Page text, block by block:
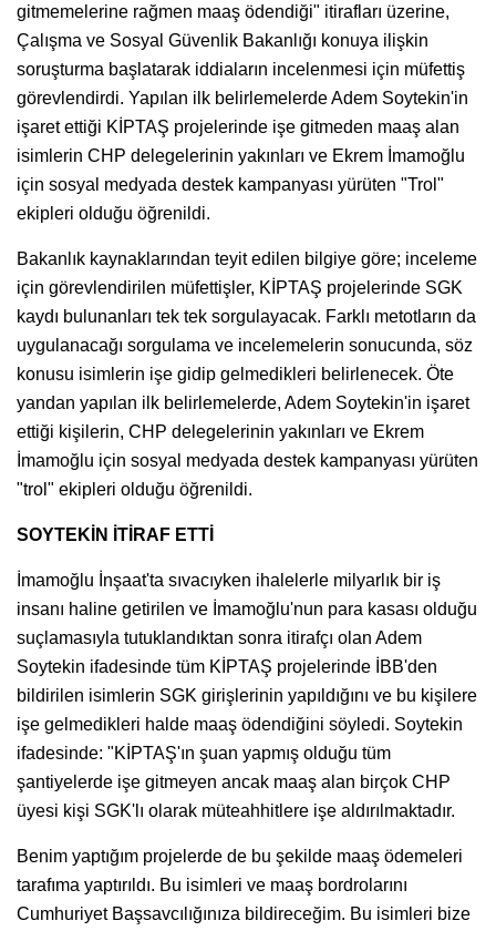
gitmemelerine rağmen maaş ödendiği" itirafları üzerine,
Çalışma ve Sosyal Güvenlik Bakanlığı konuya ilişkin
soruşturma başlatarak iddiaların incelenmesi için müfettiş
görevlendirdi. Yapılan ilk belirlemelerde Adem Soytekin'in
işaret ettiği KİPTAŞ projelerinde işe gitmeden maaş alan
isimlerin CHP delegelerinin yakınları ve Ekrem İmamoğlu
için sosyal medyada destek kampanyası yürüten "Trol"
ekipleri olduğu öğrenildi.
Bakanlık kaynaklarından teyit edilen bilgiye göre; inceleme
için görevlendirilen müfettişler, KİPTAŞ projelerinde SGK
kaydı bulunanları tek tek sorgulayacak. Farklı metotların da
uygulanacağı sorgulama ve incelemelerin sonucunda, söz
konusu isimlerin işe gidip gelmedikleri belirlenecek. Öte
yandan yapılan ilk belirlemelerde, Adem Soytekin'in işaret
ettiği kişilerin, CHP delegelerinin yakınları ve Ekrem
İmamoğlu için sosyal medyada destek kampanyası yürüten
"trol" ekipleri olduğu öğrenildi.
SOYTEKİN İTİRAF ETTİ
İmamoğlu İnşaat'ta sıvacıyken ihalelerle milyarlık bir iş
insanı haline getirilen ve İmamoğlu'nun para kasası olduğu
suçlamasıyla tutuklandıktan sonra itirafçı olan Adem
Soytekin ifadesinde tüm KİPTAŞ projelerinde İBB'den
bildirilen isimlerin SGK girişlerinin yapıldığını ve bu kişilere
işe gelmedikleri halde maaş ödendiğini söyledi. Soytekin
ifadesinde: "KİPTAŞ'ın şuan yapmış olduğu tüm
şantiyelerde işe gitmeyen ancak maaş alan birçok CHP
üyesi kişi SGK'lı olarak müteahhitlere işe aldırılmaktadır.
Benim yaptığım projelerde de bu şekilde maaş ödemeleri
tarafıma yaptırıldı. Bu isimleri ve maaş bordrolarını
Cumhuriyet Başsavcılığınıza bildireceğim. Bu isimleri bize